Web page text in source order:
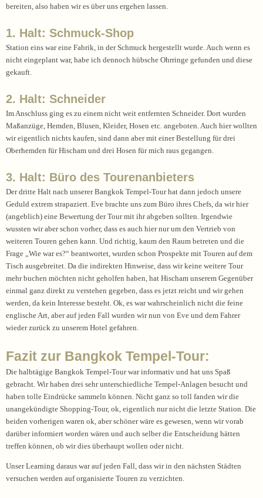
bereiten, also haben wir es über uns ergehen lassen.
1. Halt: Schmuck-Shop
Station eins war eine Fabrik, in der Schmuck hergestellt wurde. Auch wenn es
nicht eingeplant war, habe ich dennoch hübsche Ohrringe gefunden und diese
gekauft.
2. Halt: Schneider
Im Anschluss ging es zu einem nicht weit entfernten Schneider. Dort wurden
Maßanzüge, Hemden, Blusen, Kleider, Hosen etc. angeboten. Auch hier wollten
wir eigentlich nichts kaufen, sind dann aber mit einer Bestellung für drei
Oberhemden für Hischam und drei Hosen für mich raus gegangen.
3. Halt: Büro des Tourenanbieters
Der dritte Halt nach unserer Bangkok Tempel-Tour hat dann jedoch unsere
Geduld extrem strapaziert. Eve brachte uns zum Büro ihres Chefs, da wir hier
(angeblich) eine Bewertung der Tour mit ihr abgeben sollten. Irgendwie
wussten wir aber schon vorher, dass es auch hier nur um den Vertrieb von
weiteren Touren gehen kann. Und richtig, kaum den Raum betreten und die
Frage „Wie war es?“ beantwortet, wurden schon Prospekte mit Touren auf dem
Tisch ausgebreitet. Da die indirekten Hinweise, dass wir keine weitere Tour
mehr buchen möchten nicht geholfen haben, hat Hischam unserem Gegenüber
einmal ganz direkt zu verstehen gegeben, dass es jetzt reicht und wir gehen
werden, da kein Interesse besteht. Ok, es war wahrscheinlich nicht die feine
englische Art, aber auf jeden Fall wurden wir nun von Eve und dem Fahrer
wieder zurück zu unserem Hotel gefahren.
Fazit zur Bangkok Tempel-Tour:
Die halbtägige Bangkok Tempel-Tour war informativ und hat uns Spaß
gebracht. Wir haben drei sehr unterschiedliche Tempel-Anlagen besucht und
haben tolle Eindrücke sammeln können. Nicht ganz so toll fanden wir die
unangekündigte Shopping-Tour, ok, eigentlich nur nicht die letzte Station. Die
beiden vorherigen waren ok, aber schöner wäre es gewesen, wenn wir vorab
darüber informiert worden wären und auch selber die Entscheidung hätten
treffen können, ob wir dies überhaupt wollen oder nicht.
Unser Learning daraus war auf jeden Fall, dass wir in den nächsten Städten
versuchen werden auf organisierte Touren zu verzichten.